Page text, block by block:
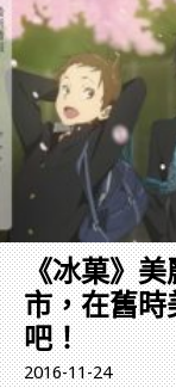
《冰菓》
市，在舊
吧！
2016-11-24